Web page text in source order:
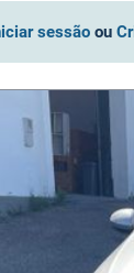
sessão ou